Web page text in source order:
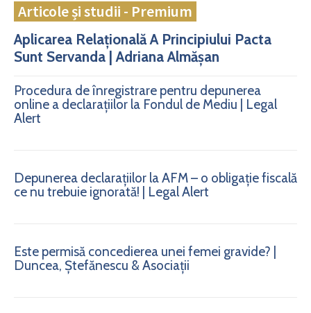
Articole și studii - Premium
Aplicarea Relațională A Principiului Pacta
Sunt Servanda | Adriana Almășan
Procedura de înregistrare pentru depunerea
online a declarațiilor la Fondul de Mediu | Legal
Alert
Depunerea declarațiilor la AFM – o obligație fiscală
ce nu trebuie ignorată! | Legal Alert
Este permisă concedierea unei femei gravide? |
Duncea, Ștefănescu & Asociații